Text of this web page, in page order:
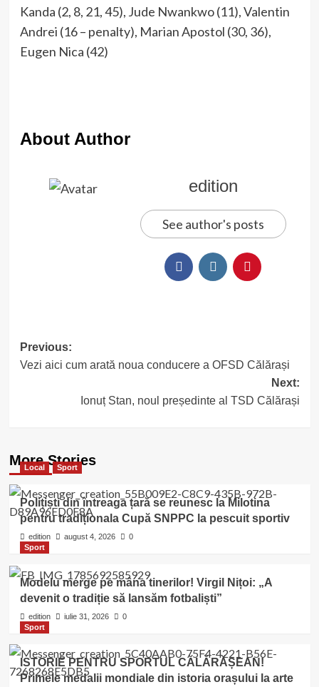
Kanda (2, 8, 21, 45), Jude Nwankwo (11), Valentin
Andrei (16 – penalty), Marian Apostol (30, 36),
Eugen Nica (42)
About Author
edition
See author's posts
Post
navigation
Previous:
Vezi aici cum arată noua conducere a OFSD Călărași
Next:
Ionuț Stan, noul președinte al TSD Călărași
More Stories
Local Sport
Polițiști din întreaga țară se reunesc la Milotina
pentru tradiționala Cupă SNPPC la pescuit sportiv
edition august 4, 2026
0
Sport
Modelu merge pe mâna tinerilor! Virgil Nițoi: „A
devenit o tradiție să lansăm fotbaliști”
edition iulie 31, 2026
0
Sport
ISTORIE PENTRU SPORTUL CĂLĂRĂȘEAN!
Primele medalii mondiale din istoria orașului la arte